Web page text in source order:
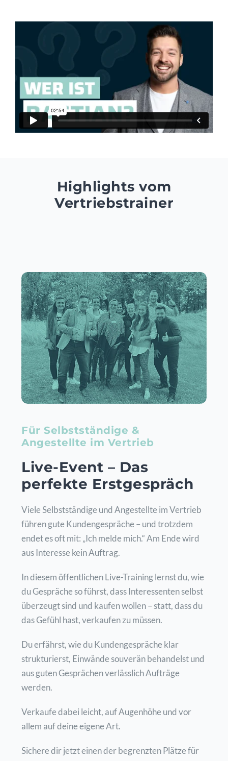
Highlights vom
Vertriebstrainer
Für Selbstständige &
Angestellte im Vertrieb
Live-Event – Das
perfekte Erstgespräch
Viele Selbstständige und Angestellte im Vertrieb
führen gute Kundengespräche – und trotzdem
endet es oft mit: „Ich melde mich.“ Am Ende wird
aus Interesse kein Auftrag.
In diesem öffentlichen Live-Training lernst du, wie
du Gespräche so führst, dass Interessenten selbst
überzeugt sind und kaufen wollen – statt, dass du
das Gefühl hast, verkaufen zu müssen.
Du erfährst, wie du Kundengespräche klar
strukturierst, Einwände souverän behandelst und
aus guten Gesprächen verlässlich Aufträge
werden.
Verkaufe dabei leicht, auf Augenhöhe und vor
allem auf deine eigene Art.
Sichere dir jetzt einen der begrenzten Plätze für